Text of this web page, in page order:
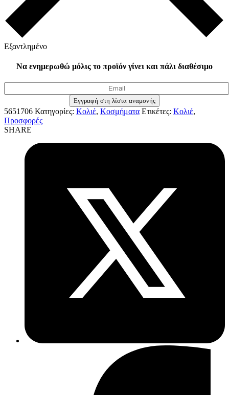
Εξαντλημένο
Να ενημερωθώ μόλις το προϊόν γίνει και πάλι διαθέσιμο
5651706 Κατηγορίες: Κολιέ, Κοσμήματα Ετικέτες: Κολιέ,
Προσφορές
SHARE